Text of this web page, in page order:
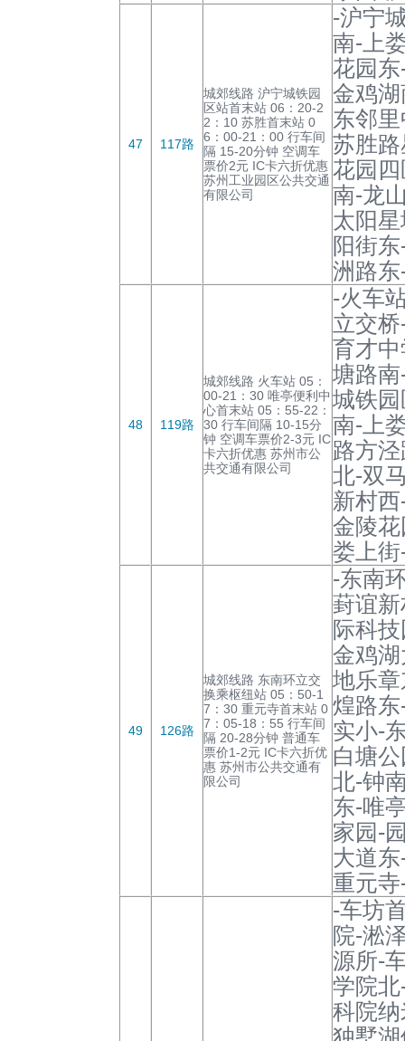
47 117路
城郊线路 沪宁城铁园
区站首末站 06：20-2
2：10 苏胜首末站 0
6：00-21：00 行车间
隔 15-20分钟 空调车
票价2元 IC卡六折优惠
苏州工业园区公共交通
有限公司
-沪宁
南-上
花园
金鸡
东邻
苏胜
花园
南-龙
太阳
阳街
洲路
48 119路
城郊线路 火车站 05：
00-21：30 唯亭便利中
心首末站 05：55-22：
30 行车间隔 10-15分
钟 空调车票价2-3元 IC
卡六折优惠 苏州市公
共交通有限公司
-火车
立交
育才
塘路
城铁
南-上
路方
北-双
新村
金陵
娄上
49 126路
城郊线路 东南环立交
换乘枢纽站 05：50-1
7：30 重元寺首末站 0
7：05-18：55 行车间
隔 20-28分钟 普通车
票价1-2元 IC卡六折优
惠 苏州市公共交通有
限公司
-东南
葑谊
际科
金鸡
地乐
煌路
实小-
白塘
北-钟
东-唯
家园-
大道
重元
-车坊
院-淞
源所-
学院
科院